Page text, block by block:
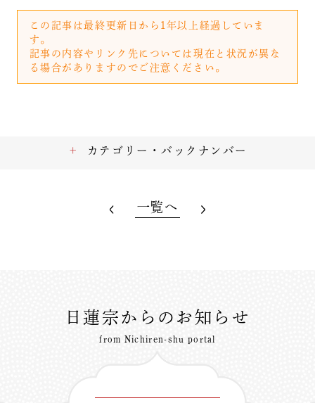
この記事は最終更新日から1年以上経過していま
す。
記事の内容やリンク先については現在と状況が異な
る場合がありますのでご注意ください。
カテゴリー・バックナンバー
一覧へ
日蓮宗からのお知らせ
from Nichiren-shu portal